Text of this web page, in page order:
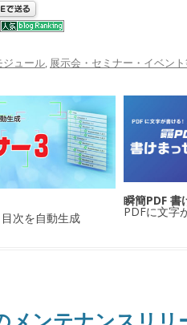
ジュール, 展示会・セミナー・イベン
次を自動生成
瞬簡PDF 書
PDFに文字